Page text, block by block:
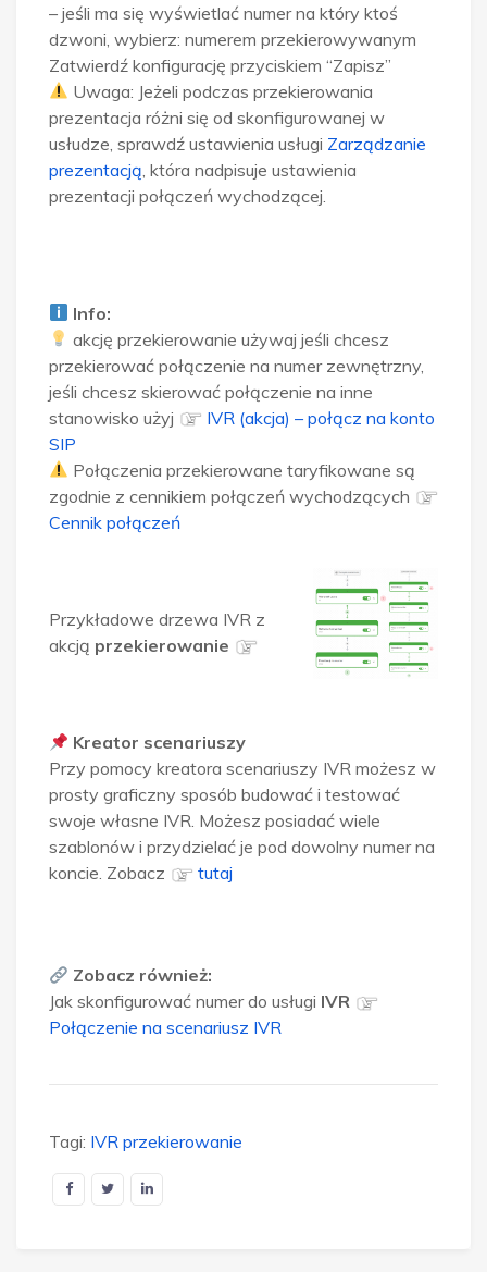
– jeśli ma się wyświetlać numer na który ktoś
dzwoni, wybierz: numerem przekierowywanym
Zatwierdź konfigurację przyciskiem “Zapisz”
Uwaga: Jeżeli podczas przekierowania
prezentacja różni się od skonfigurowanej w
usłudze, sprawdź ustawienia usługi Zarządzanie
prezentacją , która nadpisuje ustawienia
prezentacji połączeń wychodzącej.
Info:
akcję przekierowanie używaj jeśli chcesz
przekierować połączenie na numer zewnętrzny,
jeśli chcesz skierować połączenie na inne
stanowisko użyj
IVR (akcja) – połącz na konto
SIP
Połączenia przekierowane taryfikowane są
zgodnie z cennikiem połączeń wychodzących
Cennik połączeń
Przykładowe drzewa IVR z
akcją przekierowanie
Kreator scenariuszy
Przy pomocy kreatora scenariuszy IVR możesz w
prosty graficzny sposób budować i testować
swoje własne IVR. Możesz posiadać wiele
szablonów i przydzielać je pod dowolny numer na
koncie. Zobacz
tutaj
Zobacz również:
Jak skonfigurować numer do usługi IVR
Połączenie na scenariusz IVR
Tagi: IVR przekierowanie